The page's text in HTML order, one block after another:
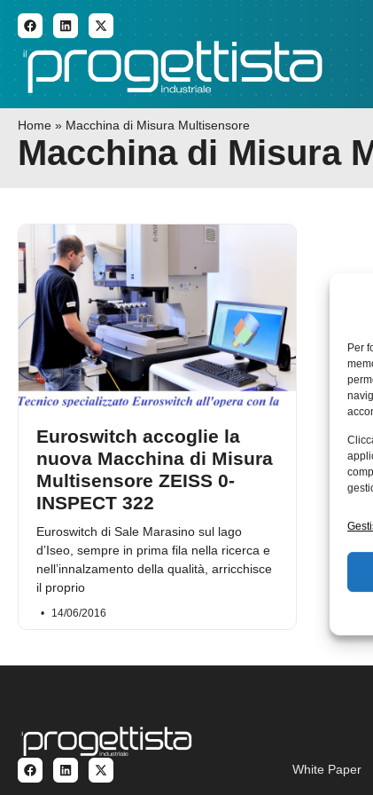
Per
ADDITIVE
Home » Macchina di Misura Multisensore
Macchina di Misura
Euroswitch accoglie la
nuova Macchina di Misura
Multisensore ZEISS 0-
INSPECT 322
Euroswitch di Sale Marasino sul lago
d’Iseo, sempre in prima fila nella ricerca e
nell’innalzamento della qualità, arricchisce
il proprio
14/06/2016
White Paper